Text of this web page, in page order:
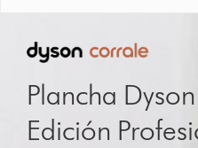
Plancha
Edición